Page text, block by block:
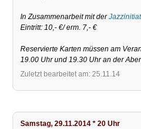
In Zusammenarbeit mit der
Eintritt: 10,- €/ erm. 7,- €
Reservierte Karten müssen am
19.00 Uhr und 19.30 Uhr an der
Zuletzt bearbeitet am: 25.11.14
Samstag, 29.11.2014 * 20 Uhr